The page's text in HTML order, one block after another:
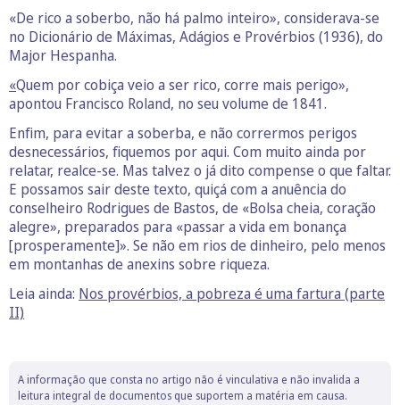
«De rico a soberbo, não há palmo inteiro», considerava-se
no Dicionário de Máximas, Adágios e Provérbios (1936), do
Major Hespanha.
«Quem por cobiça veio a ser rico, corre mais perigo»,
apontou Francisco Roland, no seu volume de 1841.
Enfim, para evitar a soberba, e não corrermos perigos
desnecessários, fiquemos por aqui. Com muito ainda por
relatar, realce-se. Mas talvez o já dito compense o que faltar.
E possamos sair deste texto, quiçá com a anuência do
conselheiro Rodrigues de Bastos, de «Bolsa cheia, coração
alegre», preparados para «passar a vida em bonança
[prosperamente]». Se não em rios de dinheiro, pelo menos
em montanhas de anexins sobre riqueza.
Leia ainda: Nos provérbios, a pobreza é uma fartura (parte
II)
A informação que consta no artigo não é vinculativa e não invalida a
leitura integral de documentos que suportem a matéria em causa.